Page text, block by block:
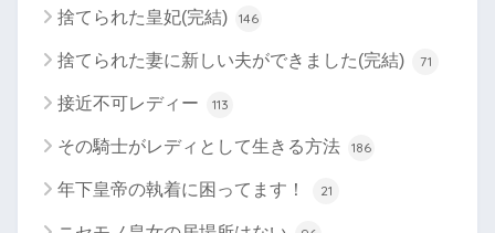
捨てられた皇妃(完結) 146
捨てられた妻に新しい夫ができました(完結) 71
接近不可レディー 113
その騎士がレディとして生きる方法 186
年下皇帝の執着に困ってます！ 21